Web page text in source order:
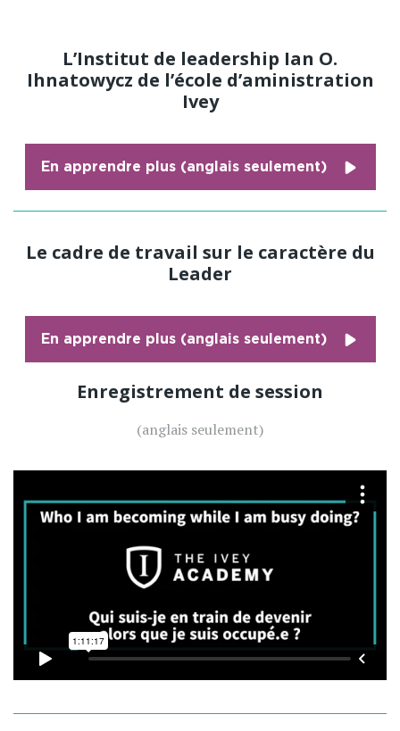
L’Institut de leadership Ian O.
Ihnatowycz de l’école d’aministration
Ivey
En apprendre plus (anglais seulement)
Le cadre de travail sur le caractère du
Leader
En apprendre plus (anglais seulement)
Enregistrement de session
(anglais seulement)